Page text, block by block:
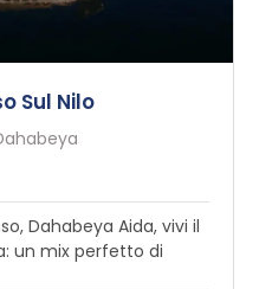
Sul Nilo
Dahabeya Aida, vivi il
un mix perfetto di